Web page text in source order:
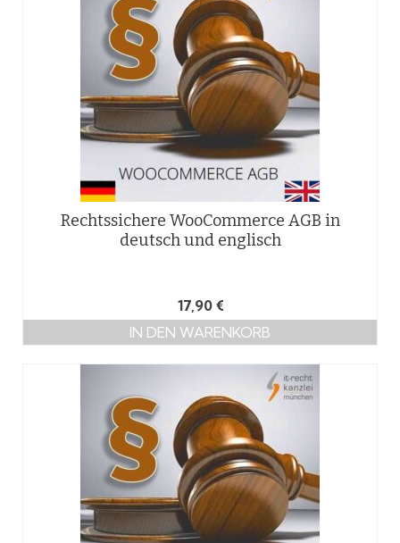
Rechtssichere WooCommerce AGB in
deutsch und englisch
17,90 €
IN DEN WARENKORB